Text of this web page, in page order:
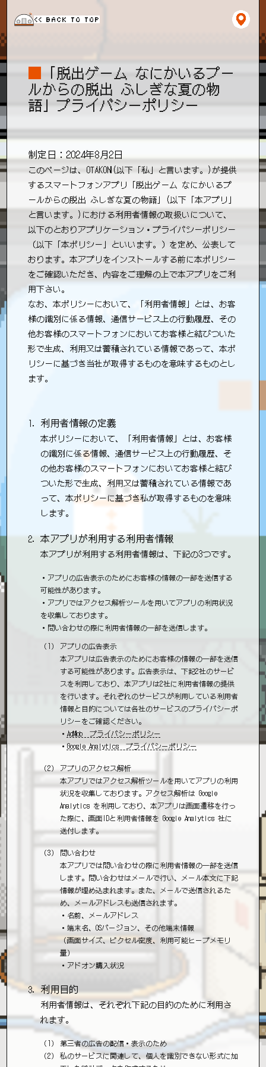
<< BACK TO TOP
■ 「脱出ゲーム なにかいるプー
ルからの脱出 ふしぎな夏の物
語」プライバシーポリシー
制定日：2024年8月2日
このページは、OTAKON(以下「私」と言います。)が提供
するスマートフォンアプリ「脱出ゲーム なにかいるプ
ールからの脱出 ふしぎな夏の物語」(以下「本アプリ」
と言います。)における利用者情報の取扱いについて、
以下のとおりアプリケーション・プライバシーポリシー
（以下「本ポリシー」といいます。）を定め、公表して
おります。本アプリをインストールする前に本ポリシー
をご確認いただき、内容をご理解の上で本アプリをご利
用下さい。
なお、本ポリシーにおいて、「利用者情報」とは、お客
様の識別に係る情報、通信サービス上の行動履歴、その
他お客様のスマートフォンにおいてお客様と結びついた
形で生成、利用又は蓄積されている情報であって、本ポ
リシーに基づき当社が取得するものを意味するものとし
ます。
利用者情報の定義
本ポリシーにおいて、「利用者情報」とは、お客様
の識別に係る情報、通信サービス上の行動履歴、そ
の他お客様のスマートフォンにおいてお客様と結び
ついた形で生成、利用又は蓄積されている情報であ
って、本ポリシーに基づき私が取得するものを意味
します。
本アプリが利用する利用者情報
本アプリが利用する利用者情報は、下記の3つです。
・アプリの広告表示のためにお客様の情報の一部を送信する
可能性があります。
・アプリではアクセス解析ツールを用いてアプリの利用状況
を収集しております。
・問い合わせの際に利用者情報の一部を送信します。
アプリの広告表示
本アプリは広告表示のためにお客様の情報の一部を送信
する可能性があります。広告表示は、下記2社のサービ
スを利用しており、本アプリは2社に利用者情報の提供
を行います。それぞれのサービスが利用している利用者
情報と目的については各社のサービスのプライバシーポ
リシーをご確認ください。
・ AdMob プライバシーポリシー
・Google Analytics プライバシーポリシー
アプリのアクセス解析
本アプリではアクセス解析ツールを用いてアプリの利用
状況を収集しております。アクセス解析は Google
Analytics を利用しており、本アプリは画面遷移を行っ
た際に、画面IDと利用者情報を Google Analytics 社に
送付します。
問い合わせ
本アプリでは問い合わせの際に利用者情報の一部を送信
します。問い合わせはメールで行い、メール本文に下記
情報が埋め込まれます。また、メールで送信されるた
め、メールアドレスも送信されます。
・名前、メールアドレス
・端末名、OSバージョン、その他端末情報
（画面サイズ、ピクセル密度、利用可能ヒープメモリ
量）
・アドオン購入状況
利用目的
利用者情報は、それぞれ下記の目的のために利用さ
れます。
第三者の広告の配信・表示のため
私のサービスに関連して、個人を識別できない形式に加